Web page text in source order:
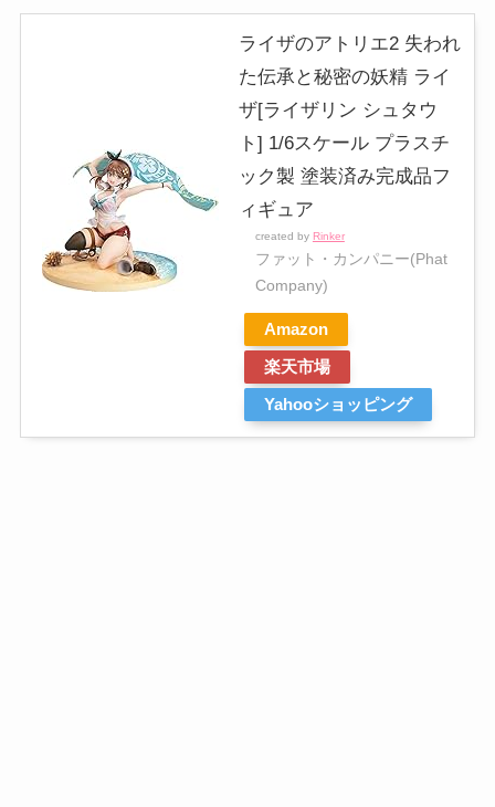
ライザのアトリエ2 失われ
た伝承と秘密の妖精 ライ
ザ[ライザリン シュタウ
ト] 1/6スケール プラスチ
ック製 塗装済み完成品フ
ィギュア
created by Rinker
ファット・カンパニー(Phat
Company)
Amazon
楽天市場
Yahooショッピング